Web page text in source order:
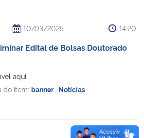
10/03/2025 14:20
Edital de Bolsas Doutorado
aqui.
do item: banner Notícias